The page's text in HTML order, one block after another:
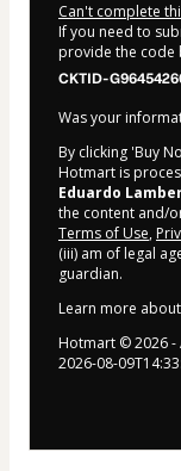
Can't complete
If you need to
provide the code
CKTID-
Was your
By clicking 'Buy
Hotmart is
Eduardo
the content and/
Terms of Use,
(iii) am of legal
guardian.
Learn more
Hotmart ©2026-
2026-08-